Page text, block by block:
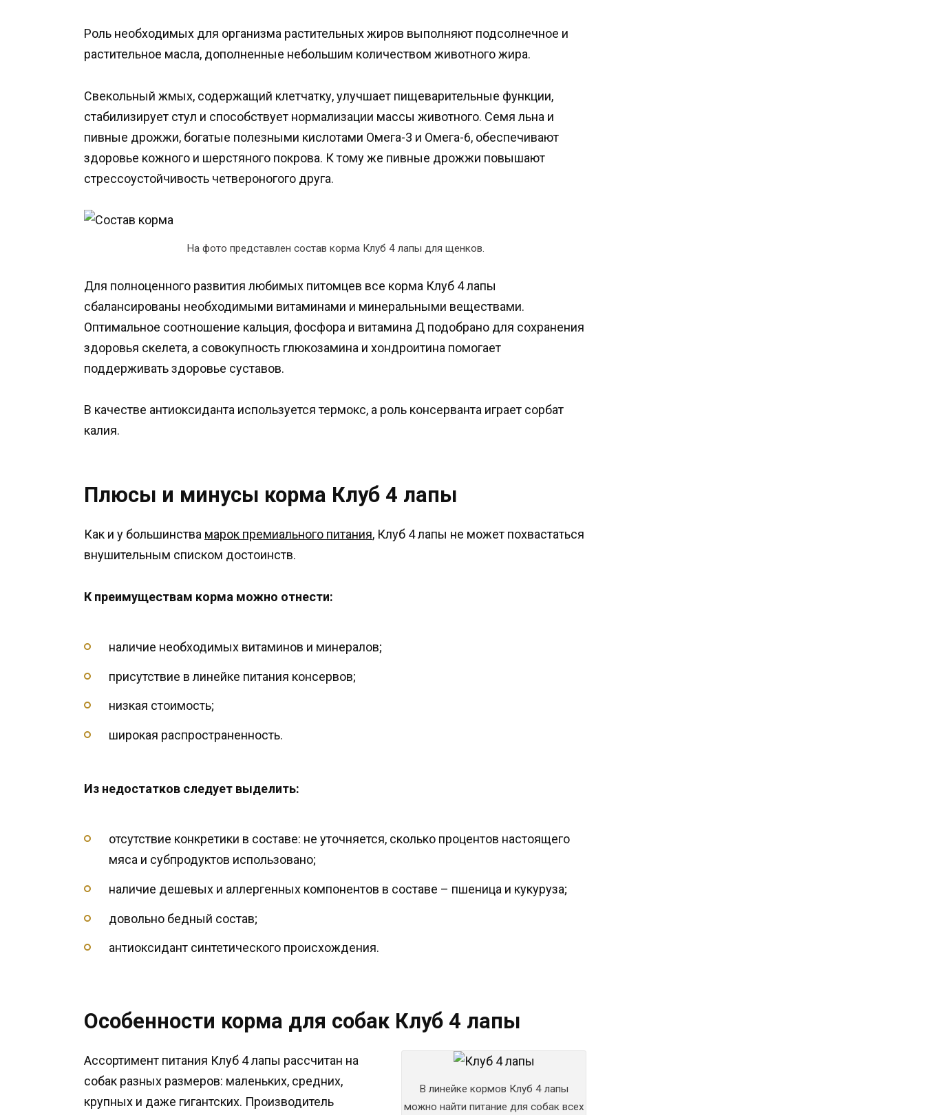
Роль необходимых для организма растительных жиров выполняют подсолнечное и
растительное масла, дополненные небольшим количеством животного жира.
Свекольный жмых, содержащий клетчатку, улучшает пищеварительные функции,
стабилизирует стул и способствует нормализации массы животного. Семя льна и
пивные дрожжи, богатые полезными кислотами Омега-3 и Омега-6, обеспечивают
здоровье кожного и шерстяного покрова. К тому же пивные дрожжи повышают
стрессоустойчивость четвероногого друга.
На фото представлен состав корма Клуб 4 лапы для щенков.
Для полноценного развития любимых питомцев все корма Клуб 4 лапы
сбалансированы необходимыми витаминами и минеральными веществами.
Оптимальное соотношение кальция, фосфора и витамина Д подобрано для сохранения
здоровья скелета, а совокупность глюкозамина и хондроитина помогает
поддерживать здоровье суставов.
В качестве антиоксиданта используется термокс, а роль консерванта играет сорбат
калия.
Плюсы и минусы корма Клуб 4 лапы
Как и у большинства марок премиального питания, Клуб 4 лапы не может похвастаться
внушительным списком достоинств.
К преимуществам корма можно отнести:
наличие необходимых витаминов и минералов;
присутствие в линейке питания консервов;
низкая стоимость;
широкая распространенность.
Из недостатков следует выделить:
отсутствие конкретики в составе: не уточняется, сколько процентов настоящего
мяса и субпродуктов использовано;
наличие дешевых и аллергенных компонентов в составе – пшеница и кукуруза;
довольно бедный состав;
антиоксидант синтетического происхождения.
Особенности корма для собак Клуб 4 лапы
В линейке кормов Клуб 4 лапы
можно найти питание для собак всех
Ассортимент питания Клуб 4 лапы рассчитан на
собак разных размеров: маленьких, средних,
крупных и даже гигантских. Производитель